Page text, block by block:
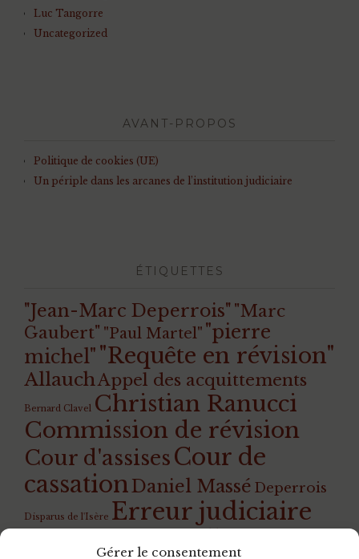
Gérer le consentement
Luc Tangorre
Uncategorized
AVANT-PROPOS
Politique de cookies (UE)
Un périple dans les arcanes de l’institution judiciaire
ÉTIQUETTES
"Jean-Marc Deperrois""Marc
Gaubert" "Paul Martel" "pierre
michel" "Requête en révision"
AllauchAppel des acquittements
Bernard Clavel Christian Ranucci
Commission de révision
Cour d'assisesCour de
cassationDaniel Massé Deperrois
Disparus de l'Isère Erreur judiciaire